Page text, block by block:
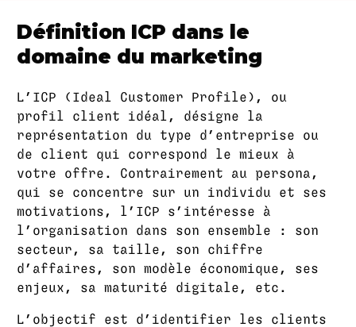
Définition ICP dans le
domaine du marketing
L’ICP (Ideal Customer Profile), ou
profil client idéal, désigne la
représentation du type d’entreprise ou
de client qui correspond le mieux à
votre offre. Contrairement au persona,
qui se concentre sur un individu et ses
motivations, l’ICP s’intéresse à
l’organisation dans son ensemble : son
secteur, sa taille, son chiffre
d’affaires, son modèle économique, ses
enjeux, sa maturité digitale, etc.
L’objectif est d’identifier les clients